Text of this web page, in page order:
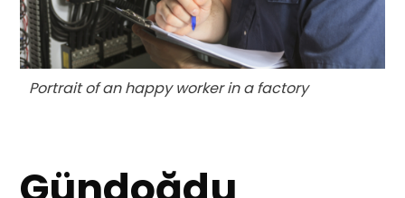
Portrait of an happy worker in a factory